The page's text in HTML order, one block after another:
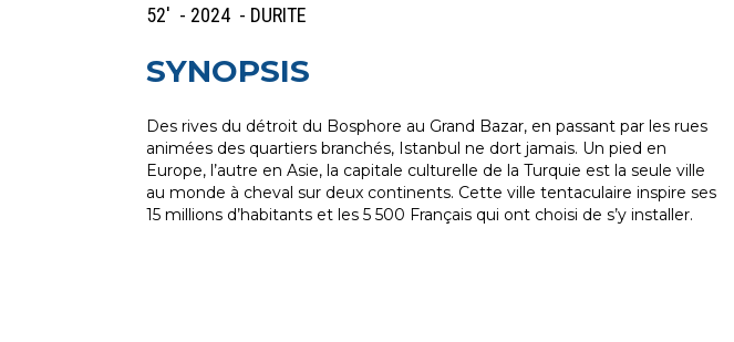
52' - 2024 - DURITE
SYNOPSIS
Des rives du détroit du Bosphore au Grand Bazar, en passant par les rues
animées des quartiers branchés, Istanbul ne dort jamais. Un pied en
Europe, l’autre en Asie, la capitale culturelle de la Turquie est la seule ville
au monde à cheval sur deux continents. Cette ville tentaculaire inspire ses
15 millions d’habitants et les 5 500 Français qui ont choisi de s’y installer.